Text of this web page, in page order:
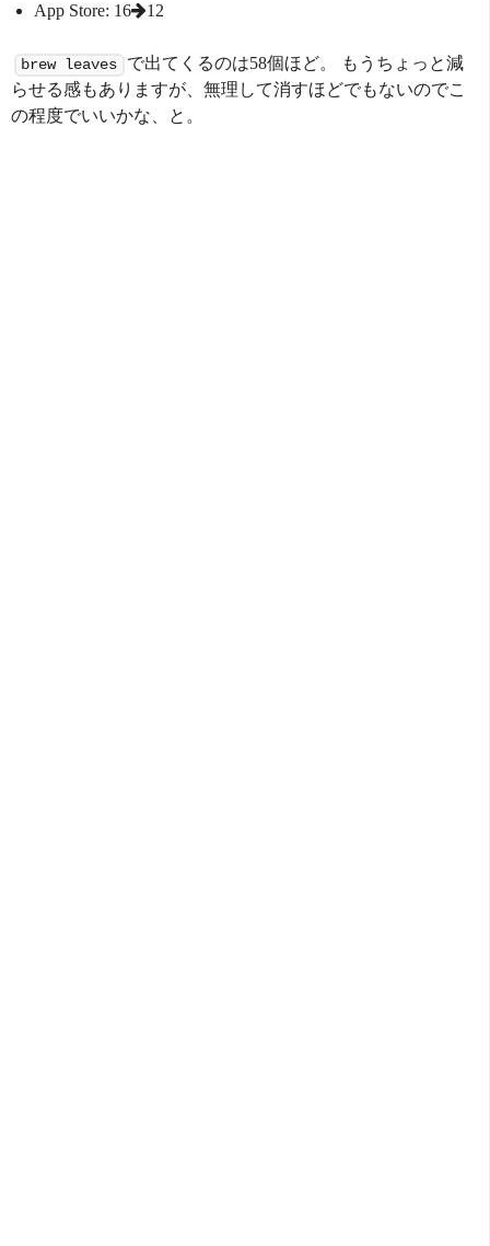
App Store: 16
12
brew leaves
で出てくるのは58個ほど。 もうちょっと減
らせる感もありますが、無理して消すほどでもないのでこ
の程度でいいかな、と。